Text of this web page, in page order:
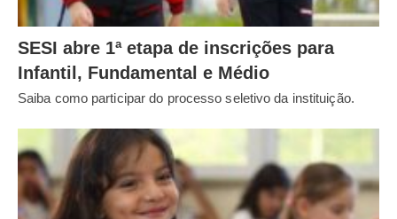
SESI abre 1ª etapa de inscrições para
Infantil, Fundamental e Médio
Saiba como participar do processo seletivo da instituição.